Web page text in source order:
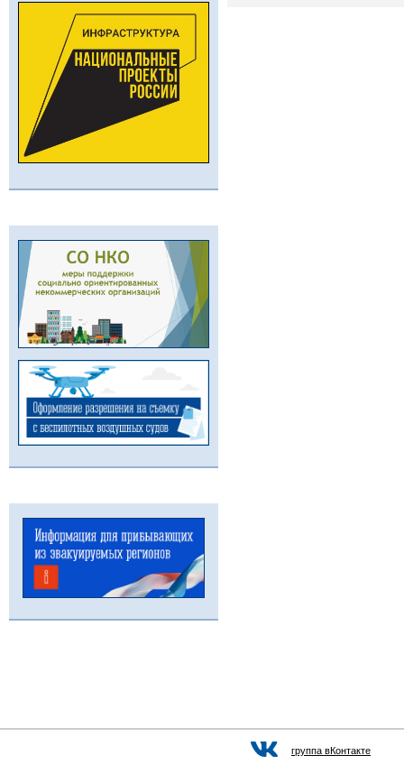
группа вКонтакте